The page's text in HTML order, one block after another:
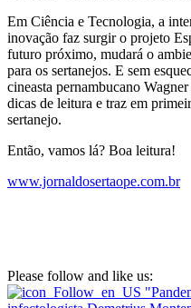
Em Ciência e Tecnologia, a
inovação faz surgir o projeto
futuro próximo, mudará o
para os sertanejos. E sem
cineasta pernambucano
dicas de leitura e traz em
sertanejo.
Então, vamos lá? Boa leitura!
www.jornaldosertaope.com.br
Please follow and like us: